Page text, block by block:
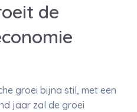
de
groei bijna stil, met een
jaar zal de groei